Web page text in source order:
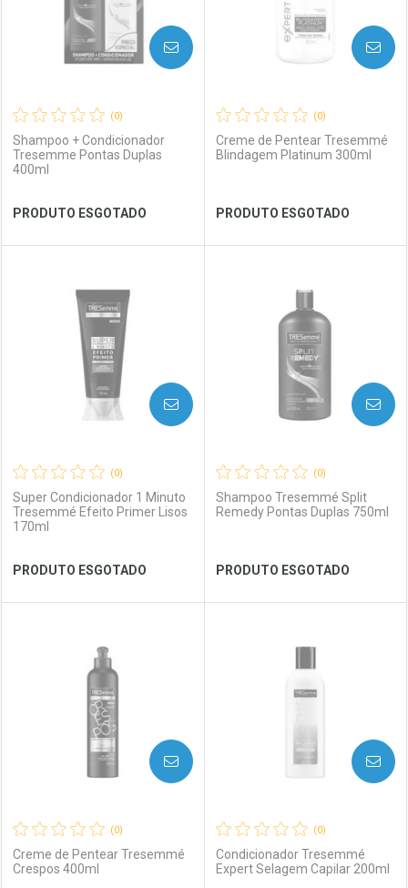
Ver Desconto Convênio Ver Desconto Convênio
(0)
Shampoo + Condicionador
Tresemme Pontas Duplas
400ml
PRODUTO ESGOTADO
AVISE-ME
Laboratório
Ver Desconto Convênio
Por Menos
(0)
Creme de Pentear Tresemmé
Blindagem Platinum 300ml
PRODUTO ESGOTADO
AVISE-ME
Laboratório
Ver Desconto Convênio
Por Menos
(0)
Super Condicionador 1 Minuto
Tresemmé Efeito Primer Lisos
170ml
PRODUTO ESGOTADO
AVISE-ME
Laboratório
Por Menos
(0)
Shampoo Tresemmé Split
Remedy Pontas Duplas 750ml
PRODUTO ESGOTADO
AVISE-ME
(0)
Creme de Pentear Tresemmé
Crespos 400ml
AVISE-ME
(0)
Condicionador Tresemmé
Expert Selagem Capilar 200ml
AVISE-ME